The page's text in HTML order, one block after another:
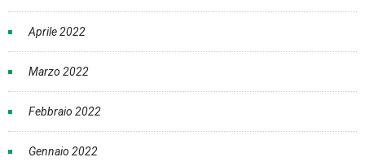
Aprile 2022
Marzo 2022
Febbraio 2022
Gennaio 2022